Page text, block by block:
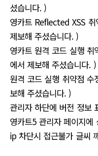
셨습니다. )
영카트 Reflected XSS
제보해 주셨습니다. )
영카트 원격 코드 실행
에서 제보해 주셨습니다. )
원격 코드 실행 취약점
보해 주셨습니다. )
관리자 하단에 버전 정보
영카트5 관리자 페이지에
ip 차단시 접근불가 글씨